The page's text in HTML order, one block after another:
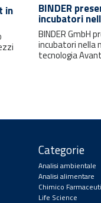
in BINDER
incubatori
BINDER GmbH
incubatori nella
tecnologia
Categorie
Analisi ambientale
Analisi alimentare
Chimico
Life Science